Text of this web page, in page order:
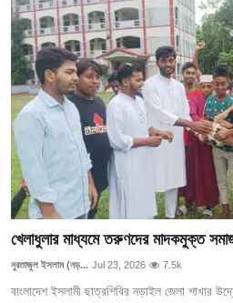
খেলাধুলার মাধ্যমে তরুণদের মাদকমুক্ত
নুরতাজুল ইসলাম (নড়... Jul 23, 2026 7.5k
বাংলাদেশ ইসলামী ছাত্রশিবির নড়াইল জেলা শাখার